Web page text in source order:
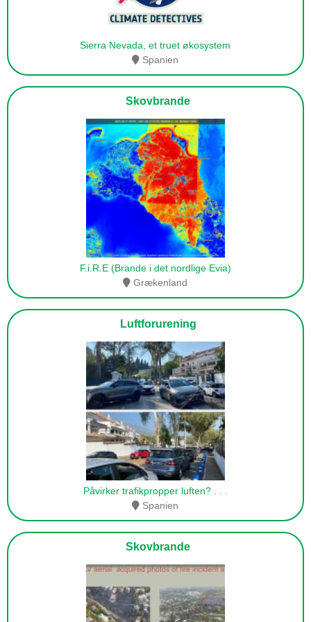
Sierra Nevada, et truet økosystem
Spanien
Skovbrande
F.i.R.E (Brande i det nordlige Evia)
Grækenland
Luftforurening
Påvirker trafikpropper luften?
Spanien
Skovbrande